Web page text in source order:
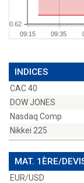
09:15 09:35
0.62
INDICES
CAC 40
DOW JONES
Nasdaq Comp
Nikkei 225
MAT. 1ÈRE/
EUR/USD